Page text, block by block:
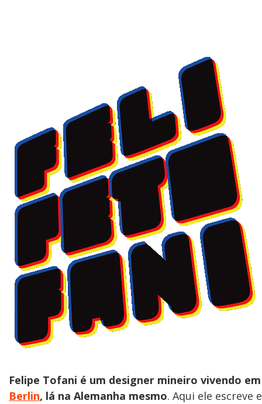
Felipe Tofani é um designer mineiro vivendo em
Berlin, lá na Alemanha mesmo. Aqui ele escreve e